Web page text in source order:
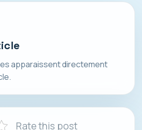
apparaissent directement
Rate this post